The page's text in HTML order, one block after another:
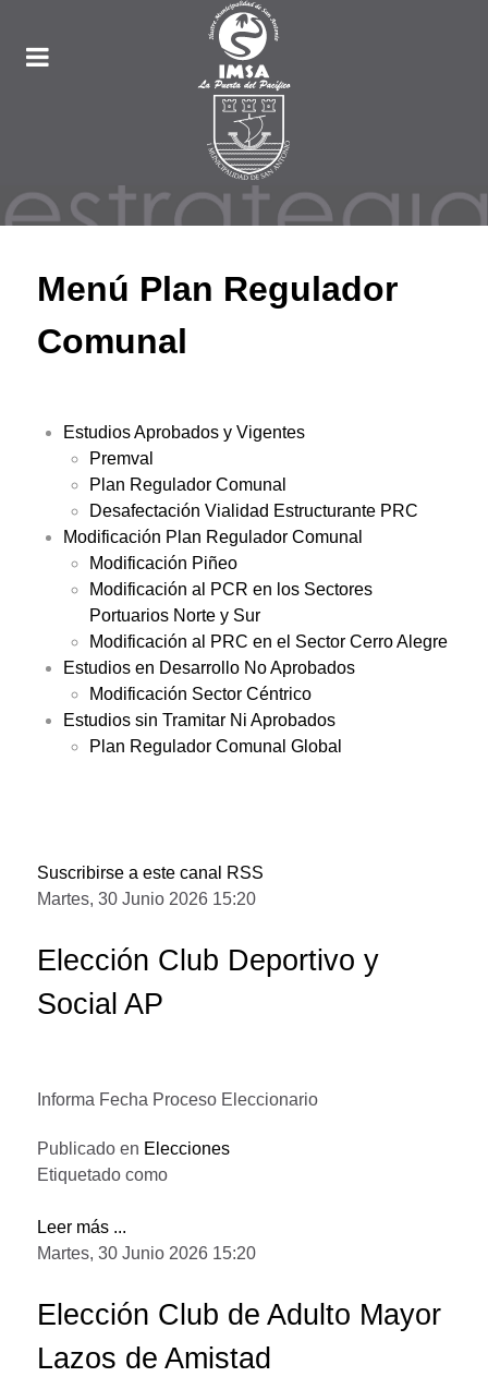
Menú Plan Regulador
Comunal
Estudios Aprobados y Vigentes
Premval
Plan Regulador Comunal
Desafectación Vialidad Estructurante PRC
Modificación Plan Regulador Comunal
Modificación Piñeo
Modificación al PCR en los Sectores
Portuarios Norte y Sur
Modificación al PRC en el Sector Cerro Alegre
Estudios en Desarrollo No Aprobados
Modificación Sector Céntrico
Estudios sin Tramitar Ni Aprobados
Plan Regulador Comunal Global
Suscribirse a este canal RSS
Martes, 30 Junio 2026 15:20
Elección Club Deportivo y
Social AP
Informa Fecha Proceso Eleccionario
Publicado en Elecciones
Etiquetado como
Leer más ...
Martes, 30 Junio 2026 15:20
Elección Club de Adulto Mayor
Lazos de Amistad